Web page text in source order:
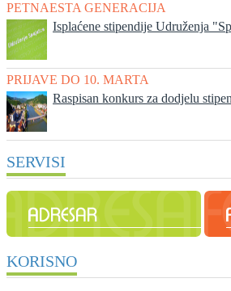
PETNAESTA GENERACIJA
Isplaćene stipendije Udruženja
PRIJAVE DO 10. MARTA
Raspisan konkurs za dodjelu
SERVISI
KORISNO